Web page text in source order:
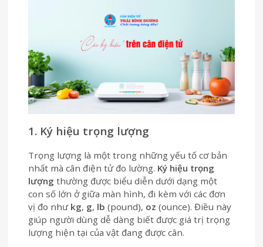
1. Ký hiệu trọng lượng
Trọng lượng là một trong những yếu tố cơ bản
nhất mà cân điện tử đo lường. Ký hiệu trọng
lượng thường được biểu diễn dưới dạng một
con số lớn ở giữa màn hình, đi kèm với các đơn
vị đo như kg, g, lb (pound), oz (ounce). Điều này
giúp người dùng dễ dàng biết được giá trị trọng
lượng hiện tại của vật đang được cân.